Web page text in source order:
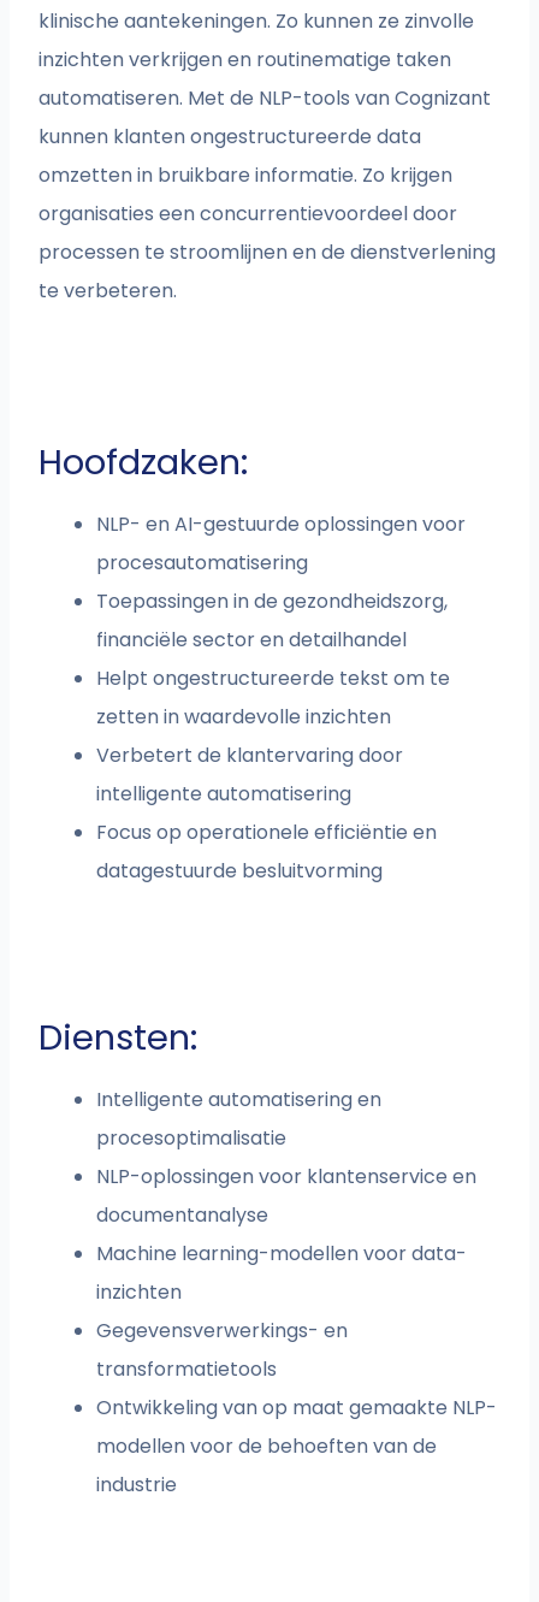
klinische aantekeningen. Zo kunnen ze zinvolle
inzichten verkrijgen en routinematige taken
automatiseren. Met de NLP-tools van Cognizant
kunnen klanten ongestructureerde data
omzetten in bruikbare informatie. Zo krijgen
organisaties een concurrentievoordeel door
processen te stroomlijnen en de dienstverlening
te verbeteren.
Hoofdzaken:
NLP- en AI-gestuurde oplossingen voor
procesautomatisering
Toepassingen in de gezondheidszorg,
financiële sector en detailhandel
Helpt ongestructureerde tekst om te
zetten in waardevolle inzichten
Verbetert de klantervaring door
intelligente automatisering
Focus op operationele efficiëntie en
datagestuurde besluitvorming
Diensten:
Intelligente automatisering en
procesoptimalisatie
NLP-oplossingen voor klantenservice en
documentanalyse
Machine learning-modellen voor data-
inzichten
Gegevensverwerkings- en
transformatietools
Ontwikkeling van op maat gemaakte NLP-
modellen voor de behoeften van de
industrie